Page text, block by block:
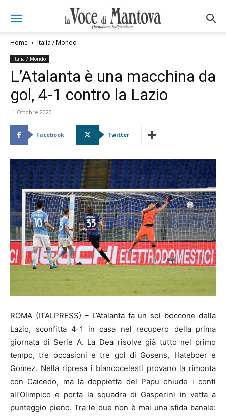
Home Italia / Mondo
Italia / Mondo
L’Atalanta è una macchina da
gol, 4-1 contro la Lazio
1 Ottobre 2020
Facebook Twitter
ROMA (ITALPRESS) – L’Atalanta fa un sol boccone della
Lazio, sconfitta 4-1 in casa nel recupero della prima
giornata di Serie A. La Dea risolve già tutto nel primo
tempo, tre occasioni e tre gol di Gosens, Hateboer e
Gomez. Nella ripresa i biancocelesti provano la rimonta
con Caicedo, ma la doppietta del Papu chiude i conti
all’Olimpico e porta la squadra di Gasperini in vetta a
punteggio pieno. Tra le due non è mai una sfida banale: